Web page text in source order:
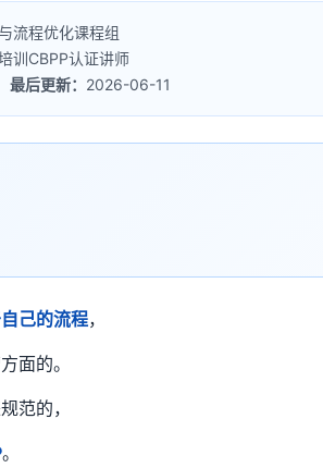
流程优化课程组
训CBPP认证讲师
最后更新： 2026-06-11
己的流程，
面的。
范的，
。